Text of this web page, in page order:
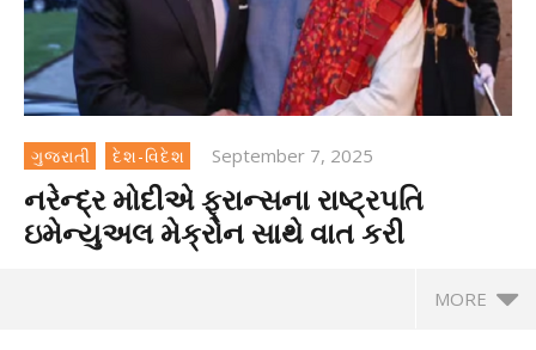
ગુજરાતી દેશ-વિદેશ September 7, 2025
નરેન્દ્ર મોદીએ ફ્રાન્સના રાષ્ટ્રપતિ
ઇમેન્યુઅલ મેક્રોન સાથે વાત કરી
MORE